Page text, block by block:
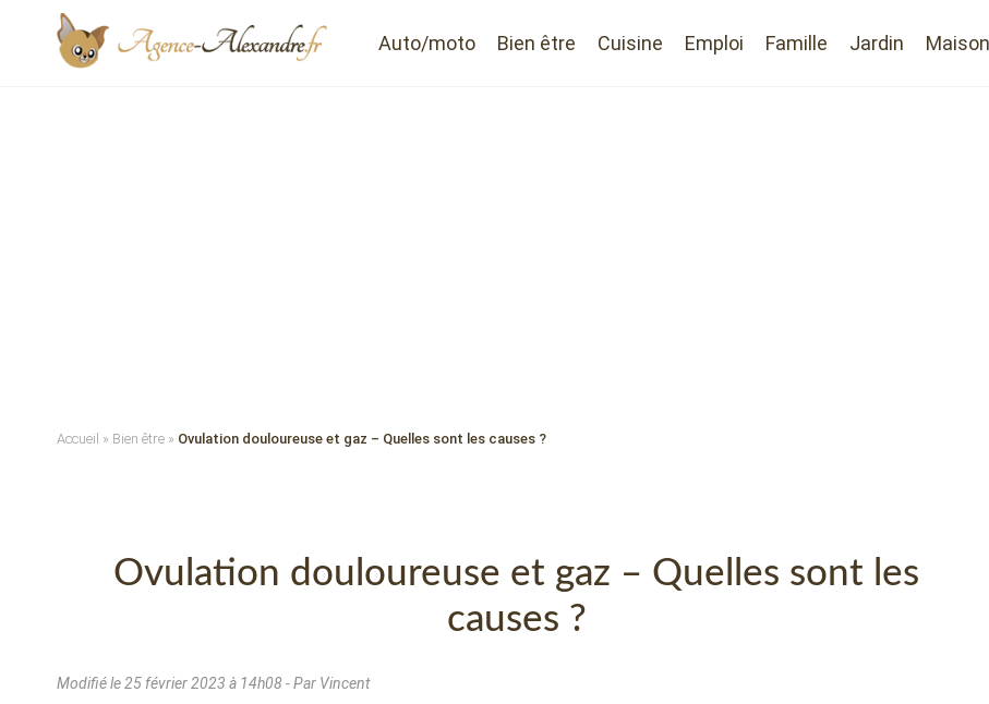
Auto/moto Bien être Cuisine Emploi Famille Jardin Maison
Accueil » Bien être » Ovulation douloureuse et gaz – Quelles sont les causes ?
Ovulation douloureuse et gaz – Quelles sont les
causes ?
Modifié le25 février 2023 à 14h08 - Par Vincent